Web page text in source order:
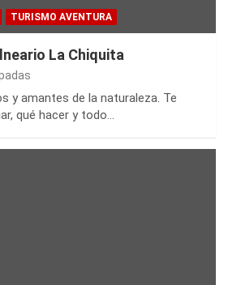
TURISMO AVENTURA
La Chiquita
y amantes de la naturaleza. Te
qué hacer y todo…